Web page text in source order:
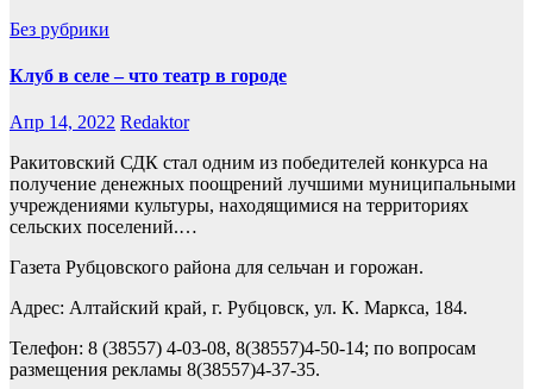
Без рубрики
Клуб в селе – что театр в городе
Апр 14, 2022 Redaktor
Ракитовский СДК стал одним из победителей конкурса на
получение денежных поощрений лучшими муниципальными
учреждениями культуры, находящимися на территориях
сельских поселений.…
Газета Рубцовского района для сельчан и горожан.
Адрес: Алтайский край, г. Рубцовск, ул. К. Маркса, 184.
Телефон: 8 (38557) 4-03-08, 8(38557)4-50-14; по вопросам
размещения рекламы 8(38557)4-37-35.